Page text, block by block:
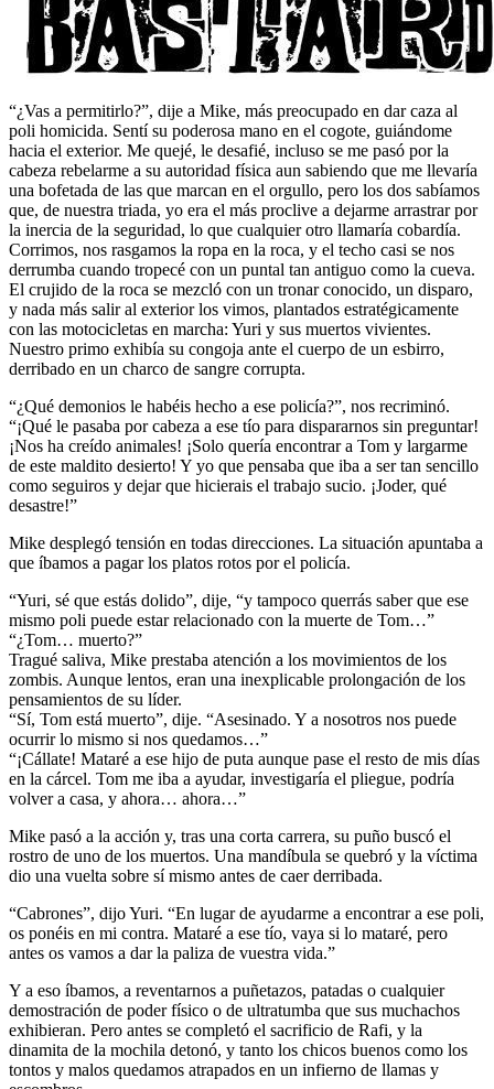
“¿Vas a permitirlo?”, dije a Mike, más preocupado en dar caza al
poli homicida. Sentí su poderosa mano en el cogote, guiándome
hacia el exterior. Me quejé, le desafié, incluso se me pasó por la
cabeza rebelarme a su autoridad física aun sabiendo que me llevaría
una bofetada de las que marcan en el orgullo, pero los dos sabíamos
que, de nuestra triada, yo era el más proclive a dejarme arrastrar por
la inercia de la seguridad, lo que cualquier otro llamaría cobardía.
Corrimos, nos rasgamos la ropa en la roca, y el techo casi se nos
derrumba cuando tropecé con un puntal tan antiguo como la cueva.
El crujido de la roca se mezcló con un tronar conocido, un disparo,
y nada más salir al exterior los vimos, plantados estratégicamente
con las motocicletas en marcha: Yuri y sus muertos vivientes.
Nuestro primo exhibía su congoja ante el cuerpo de un esbirro,
derribado en un charco de sangre corrupta.
“¿Qué demonios le habéis hecho a ese policía?”, nos recriminó.
“¡Qué le pasaba por cabeza a ese tío para dispararnos sin preguntar!
¡Nos ha creído animales! ¡Solo quería encontrar a Tom y largarme
de este maldito desierto! Y yo que pensaba que iba a ser tan sencillo
como seguiros y dejar que hicierais el trabajo sucio. ¡Joder, qué
desastre!”
Mike desplegó tensión en todas direcciones. La situación apuntaba a
que íbamos a pagar los platos rotos por el policía.
“Yuri, sé que estás dolido”, dije, “y tampoco querrás saber que ese
mismo poli puede estar relacionado con la muerte de Tom…”
“¿Tom… muerto?”
Tragué saliva, Mike prestaba atención a los movimientos de los
zombis. Aunque lentos, eran una inexplicable prolongación de los
pensamientos de su líder.
“Sí, Tom está muerto”, dije. “Asesinado. Y a nosotros nos puede
ocurrir lo mismo si nos quedamos…”
“¡Cállate! Mataré a ese hijo de puta aunque pase el resto de mis días
en la cárcel. Tom me iba a ayudar, investigaría el pliegue, podría
volver a casa, y ahora… ahora…”
Mike pasó a la acción y, tras una corta carrera, su puño buscó el
rostro de uno de los muertos. Una mandíbula se quebró y la víctima
dio una vuelta sobre sí mismo antes de caer derribada.
“Cabrones”, dijo Yuri. “En lugar de ayudarme a encontrar a ese poli,
os ponéis en mi contra. Mataré a ese tío, vaya si lo mataré, pero
antes os vamos a dar la paliza de vuestra vida.”
Y a eso íbamos, a reventarnos a puñetazos, patadas o cualquier
demostración de poder físico o de ultratumba que sus muchachos
exhibieran. Pero antes se completó el sacrificio de Rafi, y la
dinamita de la mochila detonó, y tanto los chicos buenos como los
tontos y malos quedamos atrapados en un infierno de llamas y